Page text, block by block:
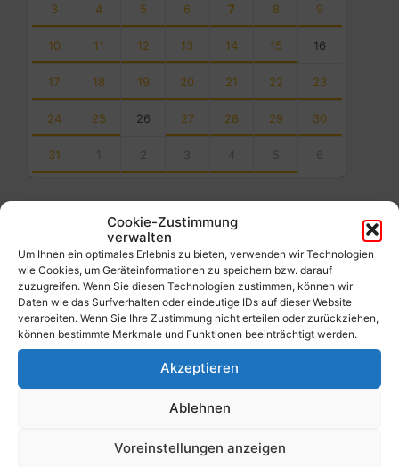
Cookie-Zustimmung
verwalten
Um Ihnen ein optimales Erlebnis zu bieten, verwenden wir Technologien
wie Cookies, um Geräteinformationen zu speichern bzw. darauf
zuzugreifen. Wenn Sie diesen Technologien zustimmen, können wir
Daten wie das Surfverhalten oder eindeutige IDs auf dieser Website
verarbeiten. Wenn Sie Ihre Zustimmung nicht erteilen oder zurückziehen,
können bestimmte Merkmale und Funktionen beeinträchtigt werden.
Akzeptieren
Ablehnen
Voreinstellungen anzeigen
3 4 5 6 7 8 9
10 11 12 13 14 15 16
17 18 19 20 21 22 23
24 25 26 27 28 29 30
31 1 2 3 4 5 6
to
Filter
Von: